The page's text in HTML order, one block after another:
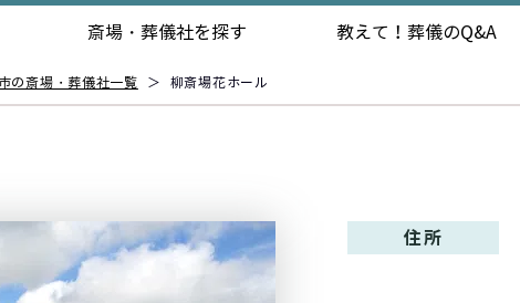
斎場・葬儀社を探す 教えて！ 葬儀のQ&A
の斎場・葬儀社一覧 ＞ 柳斎場花ホール
住所